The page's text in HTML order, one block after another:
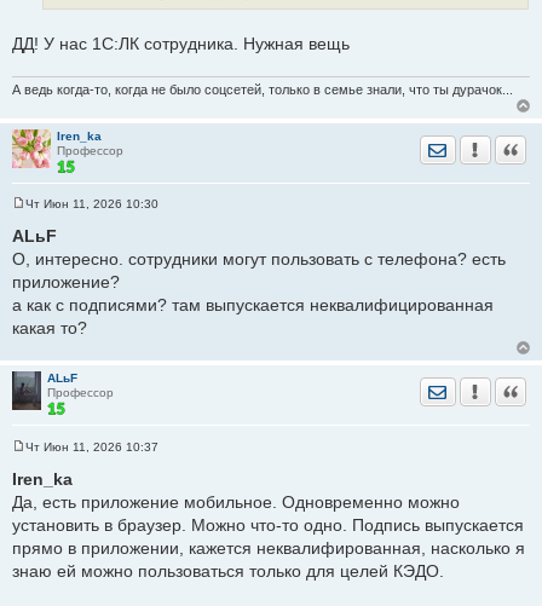
ДД! У нас 1С:ЛК сотрудника. Нужная вещь
А ведь когда-то, когда не было соцсетей, только в семье знали, что ты дурачок...
Iren_ka
Профессор
Отправить
о
о
е
н
е
Чт Июн 11, 2026 10:30
ALьF
О, интересно. сотрудники могут пользовать с телефона? есть
приложение?
а как с подписями? там выпускается неквалифицированная
какая то?
ALьF
Профессор
Отправить
о
б
е
н
е
Чт Июн 11, 2026 10:37
Iren_ka
Да, есть приложение мобильное. Одновременно можно
установить в браузер. Можно что-то одно. Подпись выпускается
прямо в приложении, кажется неквалифированная, насколько я
знаю ей можно пользоваться только для целей КЭДО.